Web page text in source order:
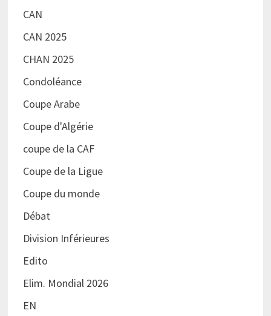
CAN
CAN 2025
CHAN 2025
Condoléance
Coupe Arabe
Coupe d'Algérie
coupe de la CAF
Coupe de la Ligue
Coupe du monde
Débat
Division Inférieures
Edito
Elim. Mondial 2026
EN